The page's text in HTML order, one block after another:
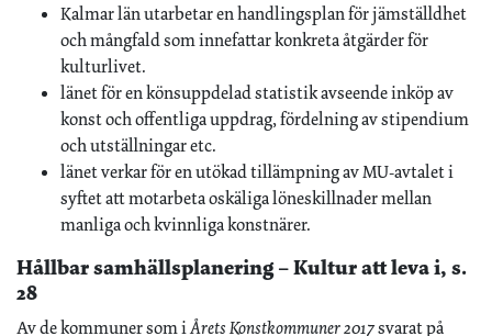
Kalmar län utarbetar en handlingsplan för jämställdhet
och mångfald som innefattar konkreta åtgärder för
kulturlivet.
länet för en könsuppdelad statistik avseende inköp av
konst och offentliga uppdrag, fördelning av stipendium
och utställningar etc.
länet verkar för en utökad tillämpning av MU-avtalet i
syftet att motarbeta oskäliga löneskillnader mellan
manliga och kvinnliga konstnärer.
Hållbar samhällsplanering – Kultur att leva i, s.
28
Av de kommuner som iÅrets Konstkommuner 2017svarat på